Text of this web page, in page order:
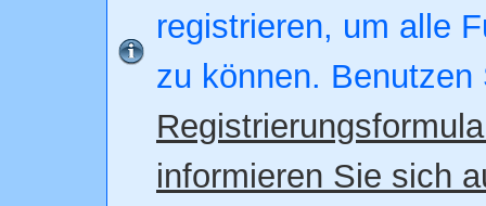
registrieren, um alle
zu können. Benutzen
informieren Sie sich